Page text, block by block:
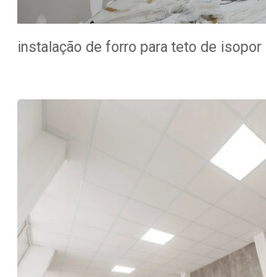
instalação de forro para teto de isopor